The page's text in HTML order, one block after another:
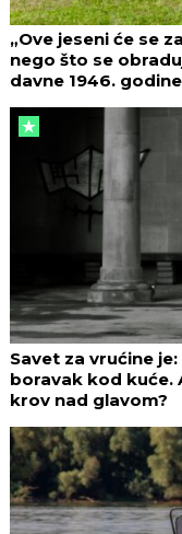
„Ove jeseni će se
nego što se
davne 1946. godine
Savet za vrućine
boravak kod kuće.
krov nad glavom?